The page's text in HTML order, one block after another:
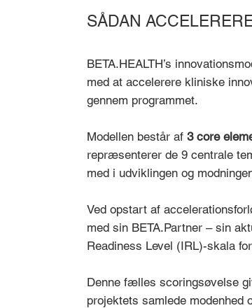
SÅDAN
BETA.HEALTH’s
med at accelerere kliniske
gennem programmet.
Modellen består af 3 core
repræsenterer de 9 centrale
med i udviklingen og
Ved opstart af
med sin BETA.Partner – sin
Readiness Level (IRL)-skala
Denne fælles scoringsøvelse
projektets samlede modenhed